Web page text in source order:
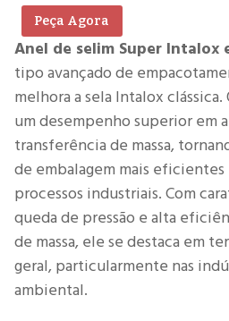
Peça Agora
Anel de selim Super Intalox
tipo avançado de
melhora a sela Intalox
um desempenho superior em
transferência de massa,
de embalagem mais eficientes
processos industriais. Com
queda de pressão e alta
de massa, ele se destaca em
geral, particularmente nas
ambiental.